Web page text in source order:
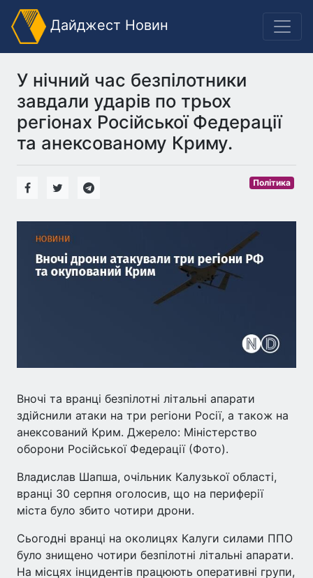
Дайджест Новин
У нічний час безпілотники
завдали ударів по трьох
регіонах Російської Федерації
та анексованому Криму.
Політика
Вночі та вранці безпілотні літальні апарати
здійснили атаки на три регіони Росії, а також на
анексований Крим. Джерело: Міністерство
оборони Російської Федерації (Фото).
Владислав Шапша, очільник Калузької області,
вранці 30 серпня оголосив, що на периферії
міста було збито чотири дрони.
Сьогодні вранці на околицях Калуги силами ППО
було знищено чотири безпілотні літальні апарати.
На місцях інцидентів працюють оперативні групи,